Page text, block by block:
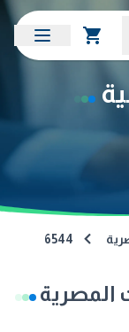
6544
المصرية